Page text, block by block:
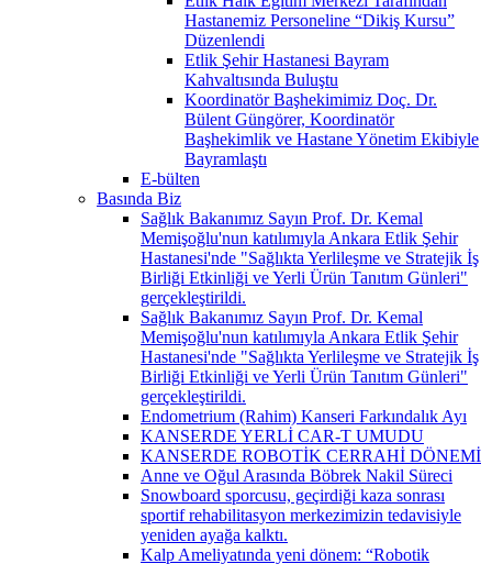
Hastanemiz Personeline “Dikiş Kursu”
Düzenlendi
Etlik Şehir Hastanesi Bayram
Kahvaltısında Buluştu
Koordinatör Başhekimimiz Doç. Dr.
Bülent Güngörer, Koordinatör
Başhekimlik ve Hastane Yönetim Ekibiyle
Bayramlaştı
E-bülten
Basında Biz
Sağlık Bakanımız Sayın Prof. Dr. Kemal
Memişoğlu'nun katılımıyla Ankara Etlik Şehir
Hastanesi'nde "Sağlıkta Yerlileşme ve Stratejik İş
Birliği Etkinliği ve Yerli Ürün Tanıtım Günleri"
gerçekleştirildi.
Sağlık Bakanımız Sayın Prof. Dr. Kemal
Memişoğlu'nun katılımıyla Ankara Etlik Şehir
Hastanesi'nde "Sağlıkta Yerlileşme ve Stratejik İş
Birliği Etkinliği ve Yerli Ürün Tanıtım Günleri"
gerçekleştirildi.
Endometrium (Rahim) Kanseri Farkındalık Ayı
KANSERDE YERLİ CAR-T UMUDU
KANSERDE ROBOTİK CERRAHİ DÖNEMİ
Anne ve Oğul Arasında Böbrek Nakil Süreci
Snowboard sporcusu, geçirdiği kaza sonrası
sportif rehabilitasyon merkezimizin tedavisiyle
yeniden ayağa kalktı.
Kalp Ameliyatında yeni dönem: “Robotik